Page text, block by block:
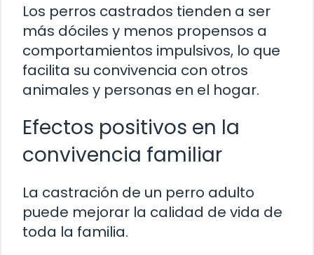
Los perros castrados tienden a ser
más dóciles y menos propensos a
comportamientos impulsivos, lo que
facilita su convivencia con otros
animales y personas en el hogar.
Efectos positivos en la
convivencia familiar
La castración de un perro adulto
puede mejorar la calidad de vida de
toda la familia.